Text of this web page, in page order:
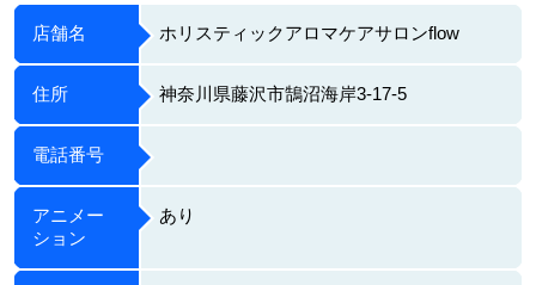
店舗名 ホリスティックアロマケアサロンflow
住所 神奈川県藤沢市鵠沼海岸3-17-5
電話番号
アニメー
ション
あり